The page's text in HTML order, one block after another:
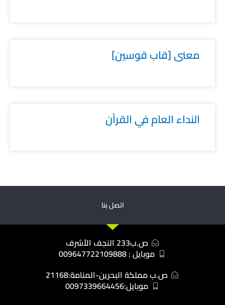
معنى [قاب قوسين]
النداء العام في القرآن
اتصل بنا
ص.ب233 النجف الأشرف
موبايل : 009647722109888
ص.ب مملكة البحرين-المنامة:21168
موبايل:0097339664456